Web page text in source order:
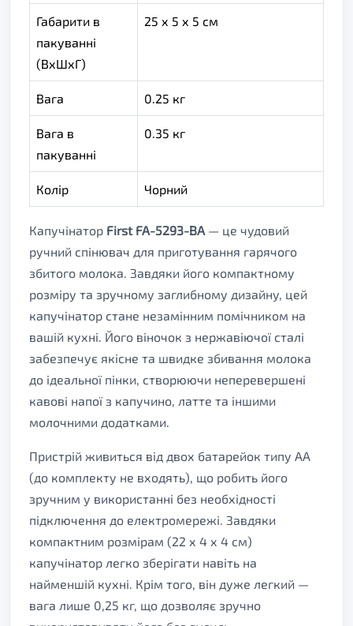
Габарити в
пакуванні
(ВхШхГ)
25 х 5 х 5 см
Вага 0.25 кг
Вага в
пакуванні
0.35 кг
Колір Чорний
Капучінатор First FA-5293-BA — це чудовий
ручний спінювач для приготування гарячого
збитого молока. Завдяки його компактному
розміру та зручному заглибному дизайну, цей
капучінатор стане незамінним помічником на
вашій кухні. Його віночок з нержавіючої сталі
забезпечує якісне та швидке збивання молока
до ідеальної пінки, створюючи неперевершені
кавові напої з капучино, латте та іншими
молочними додатками.
Пристрій живиться від двох батарейок типу AA
(до комплекту не входять), що робить його
зручним у використанні без необхідності
підключення до електромережі. Завдяки
компактним розмірам (22 х 4 х 4 см)
капучінатор легко зберігати навіть на
найменшій кухні. Крім того, він дуже легкий —
вага лише 0,25 кг, що дозволяє зручно